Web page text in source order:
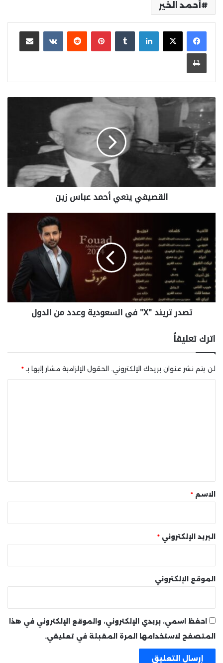
أحمد الخير
لينكدإن بينتيريست مشاركة عبر البريد
طباعة
القصيفي ينعي أحمد عباس زين
تصدر تريند "X" في السعودية وعدد من الدول
اترك تعليقاً
لن يتم نشر عنوان بريدك الإلكتروني. الحقول الإلزامية مشار إليها بـ*
* الاسم *
البريد الإلكتروني *
الموقع الإلكتروني
احفظ اسمي، بريدي الإلكتروني، والموقع الإلكتروني في هذا
المتصفح لاستخدامها المرة المقبلة في تعليقي.